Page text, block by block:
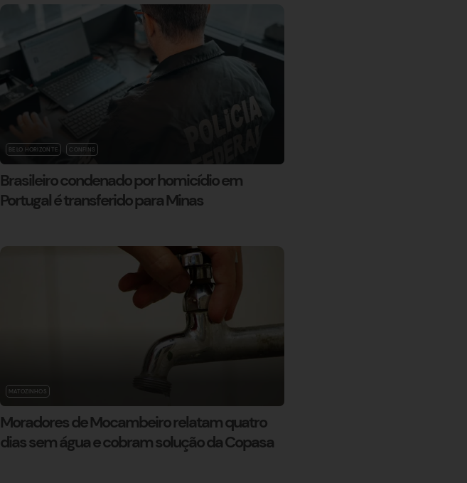
BELO HORIZONTE CONFINS
Brasileiro condenado por homicídio em
Portugal é transferido para Minas
MATOZINHOS
Moradores de Mocambeiro relatam quatro
dias sem água e cobram solução da Copasa